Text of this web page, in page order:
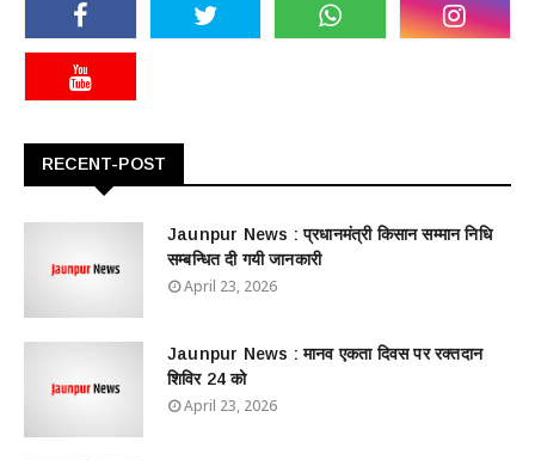
RECENT-POST
Jaunpur News : ​प्रधानमंत्री किसान सम्मान निधि
सम्बन्धित दी गयी जानकारी
April 23, 2026
Jaunpur News : ​मानव एकता दिवस पर रक्तदान
शिविर 24 को
April 23, 2026